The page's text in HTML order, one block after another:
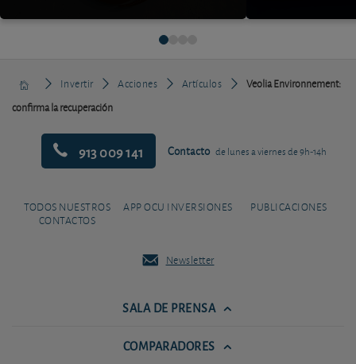
Invertir Acciones Artículos
Veolia Environnement:
confirma la recuperación
913 009 141 Contacto de lunes a viernes de 9h-14h
TODOS NUESTROS
CONTACTOS
APP OCU INVERSIONES PUBLICACIONES
Newsletter
SALA DE PRENSA
COMPARADORES